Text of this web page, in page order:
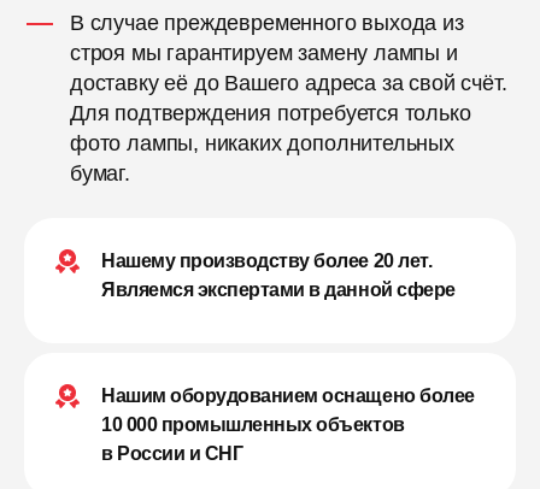
В случае преждевременного выхода из
строя мы гарантируем замену лампы и
доставку её до Вашего адреса за свой счёт.
Для подтверждения потребуется только
фото лампы, никаких дополнительных
бумаг.
Нашему производству более 20 лет.
Являемся экспертами в данной сфере
Нашим оборудованием оснащено более
10 000 промышленных объектов
в России и СНГ